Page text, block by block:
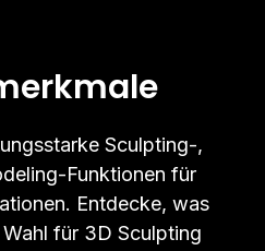
Sculpting-,
Funktionen für
Entdecke, was
für 3D Sculpting